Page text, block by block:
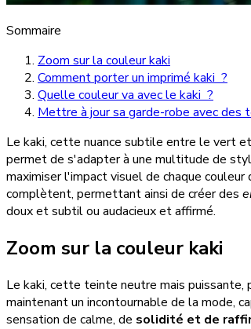
Sommaire
Zoom sur la couleur kaki
Comment porter un imprimé kaki ?
Quelle couleur va avec le kaki ?
Mettre à jour sa garde-robe avec des
Le kaki, cette nuance subtile entre le vert
permet de s'adapter à une multitude de
maximiser l'impact visuel de chaque
complètent, permettant ainsi de créer des
doux et subtil ou audacieux et affirmé.
Zoom sur la couleur kaki
Le kaki, cette teinte neutre mais
maintenant un incontournable de la mode,
sensation de calme, de solidité et de